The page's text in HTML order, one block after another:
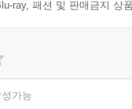
ray, 패션 및 판매금지 상
가능